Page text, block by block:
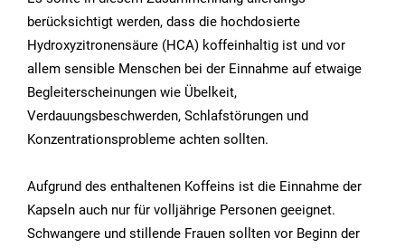
berücksichtigt werden, dass die hochdosierte
Hydroxyzitronensäure (HCA) koffeinhaltig ist und vor
allem sensible Menschen bei der Einnahme auf etwaige
Begleiterscheinungen wie Übelkeit,
Verdauungsbeschwerden, Schlafstörungen und
Konzentrationsprobleme achten sollten.
Aufgrund des enthaltenen Koffeins ist die Einnahme der
Kapseln auch nur für volljährige Personen geeignet.
Schwangere und stillende Frauen sollten vor Beginn der